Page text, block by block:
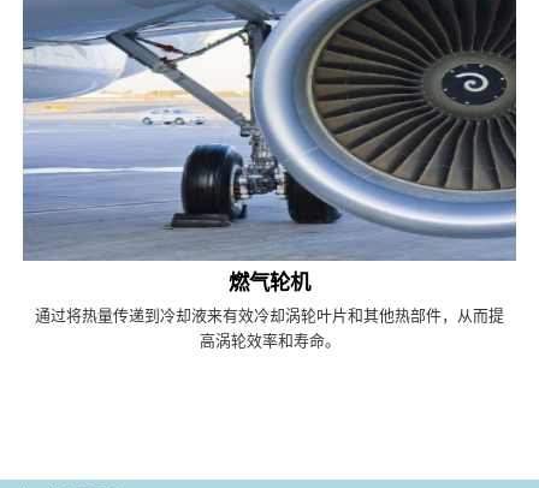
燃气轮机
通过将热量传递到冷却液来有效冷却涡轮叶片和其他热部件，从而提
高涡轮效率和寿命。